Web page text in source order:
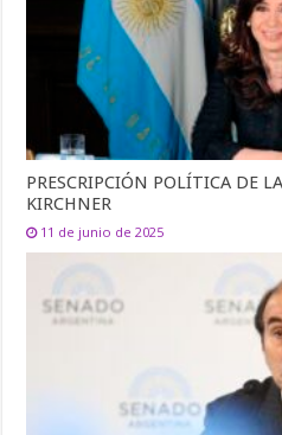
PRESCRIPCIÓN POLÍTICA DE
KIRCHNER
11 de junio de 2025